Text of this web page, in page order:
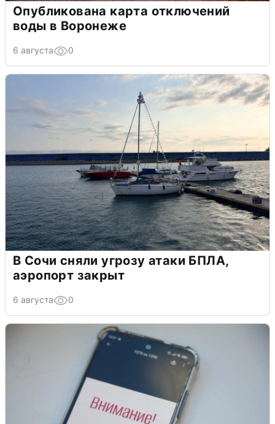
Опубликована карта отключений
воды в Воронеже
6 августа 0
В Сочи сняли угрозу атаки БПЛА,
аэропорт закрыт
6 августа 0